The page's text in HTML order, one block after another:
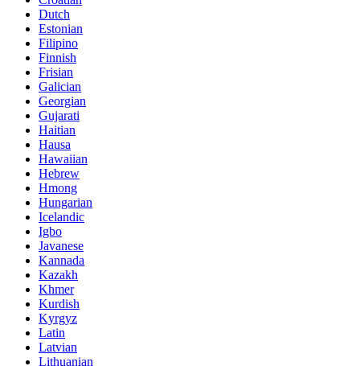
Dutch
Estonian
Filipino
Finnish
Frisian
Galician
Georgian
Gujarati
Haitian
Hausa
Hawaiian
Hebrew
Hmong
Hungarian
Icelandic
Igbo
Javanese
Kannada
Kazakh
Khmer
Kurdish
Kyrgyz
Latin
Latvian
Lithuanian